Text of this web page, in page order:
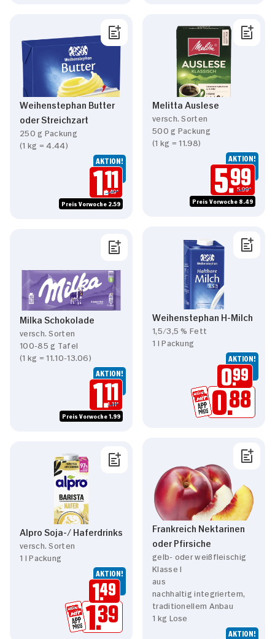
Weihenstephan Butter
oder Streichzart
250 g Packung
(1 kg = 4.44)
AKTION!
1.11
1.49*
Preis Vorwoche 2.59
Melitta Auslese
versch. Sorten
500 g Packung
(1 kg = 11.98)
AKTION!
5.99
5.99*
Preis Vorwoche 8.49
Milka Schokolade
versch. Sorten
100-85 g Tafel
(1 kg = 11.10-13.06)
AKTION!
1.11
1.11*
Preis Vorwoche 1.99
Weihenstephan H-Milch
1,5/3,5 % Fett
1 l Packung
AKTION!
0.99
0.88
Alpro Soja-/ Haferdrinks
versch. Sorten
1 l Packung
AKTION!
1.49
1.39
Frankreich Nektarinen
oder Pfirsiche
gelb- oder weißfleischig
Klasse I
aus
nachhaltig integriertem,
traditionellem Anbau
1 kg Lose
AKTION!